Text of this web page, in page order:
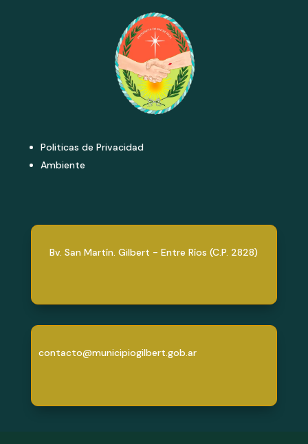
Politicas de Privacidad
Ambiente
Bv. San Martín. Gilbert - Entre Ríos (C.P. 2828)
contacto@municipiogilbert.gob.ar